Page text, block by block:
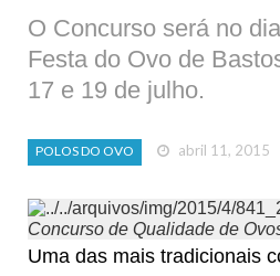
O Concurso será no
Festa do Ovo de
17 e 19 de julho.
POLOS DO OVO abril 11, 2015
Concurso de Qualidade de
Uma das mais tradicionais